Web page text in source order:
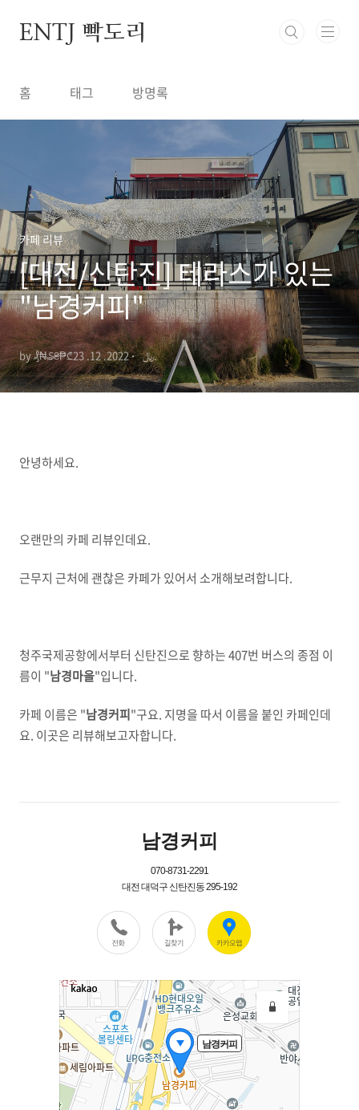
ENTJ 빡도리
홈 태그 방명록
카페 리뷰
[대전/신탄진] 테라스가 있는
"남경커피"
by ₰₦₷₴₱₾﷼2022. 12. 23.
안녕하세요.
오랜만의 카페 리뷰인데요.
근무지 근처에 괜찮은 카페가 있어서 소개해보려합니다.
청주국제공항에서부터 신탄진으로 향하는 407번 버스의 종점 이
름이 "남경마을"입니다.
카페 이름은 "남경커피"구요. 지명을 따서 이름을 붙인 카페인데
요. 이곳은 리뷰해보고자합니다.